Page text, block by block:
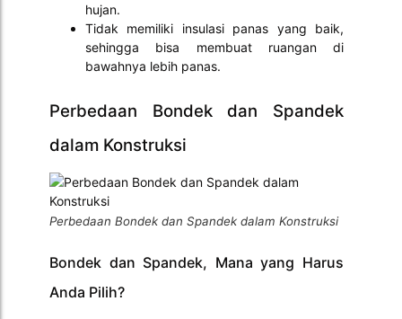
hujan.
Tidak memiliki insulasi panas yang baik,
sehingga bisa membuat ruangan di
bawahnya lebih panas.
Perbedaan Bondek dan Spandek
dalam Konstruksi
Perbedaan Bondek dan Spandek dalam Konstruksi
Bondek dan Spandek, Mana yang Harus
Anda Pilih?